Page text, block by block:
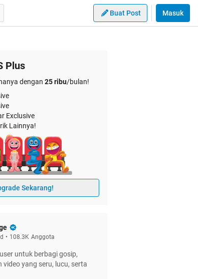
Buat Post Masuk
Plus
dengan 25 ribu/bulan!
Exclusive
Lainnya!
Sekarang!
• 108.3K Anggota
untuk berbagi gosip,
video yang seru, lucu, serta